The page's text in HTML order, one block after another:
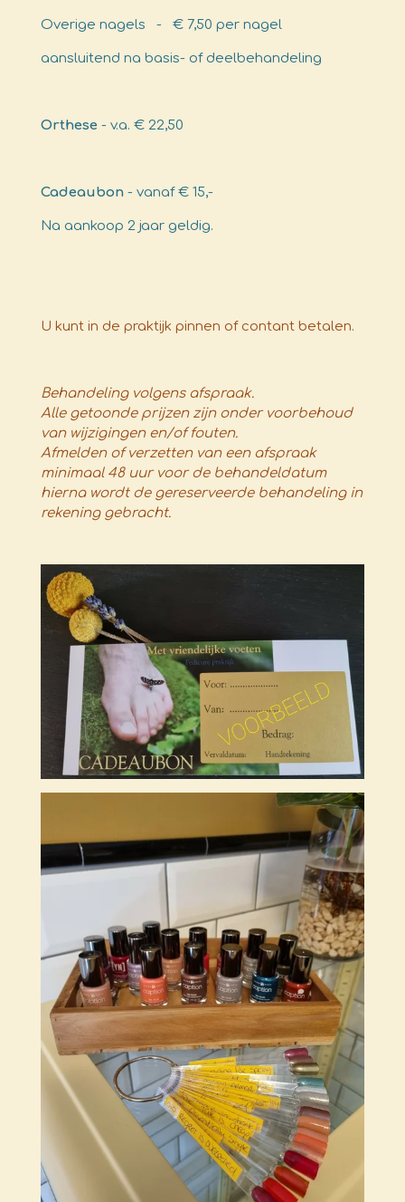
Overige nagels - € 7,50 per nagel
aansluitend na basis- of deelbehandeling
Orthese - v.a. € 22,50
Cadeaubon - vanaf € 15,-
Na aankoop 2 jaar geldig.
U kunt in de praktijk pinnen of contant betalen.
Behandeling volgens afspraak.
Alle getoonde prijzen zijn onder voorbehoud
van wijzigingen en/of fouten.
Afmelden of verzetten van een afspraak
minimaal 48 uur voor de behandeldatum
hierna wordt de gereserveerde behandeling in
rekening gebracht.